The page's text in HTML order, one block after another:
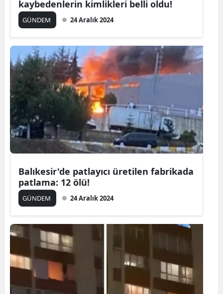
kaybedenlerin kimlikleri belli oldu!
GÜNDEM 24 Aralık 2024
Balıkesir'de patlayıcı üretilen fabrikada
patlama: 12 ölü!
GÜNDEM 24 Aralık 2024